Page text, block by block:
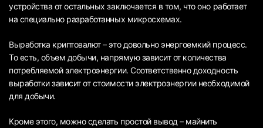
устройства от остальных заключается в том, что оно работает
на специально разработанных микросхемах.
Выработка криптовалют – это довольно энергоемкий процесс.
То есть, объем добычи, напрямую зависит от количества
потребляемой электроэнергии. Соответственно доходность
выработки зависит от стоимости электроэнергии необходимой
для добычи.
Кроме этого, можно сделать простой вывод – майнить